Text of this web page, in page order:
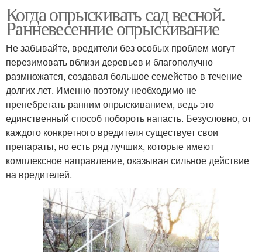
Когда опрыскивать сад весной.
Ранневесенние опрыскивание
Не забывайте, вредители без особых проблем могут
перезимовать вблизи деревьев и благополучно
размножатся, создавая большое семейство в течение
долгих лет. Именно поэтому необходимо не
пренебрегать ранним опрыскиванием, ведь это
единственный способ побороть напасть. Безусловно, от
каждого конкретного вредителя существует свои
препараты, но есть ряд лучших, которые имеют
комплексное направление, оказывая сильное действие
на вредителей.